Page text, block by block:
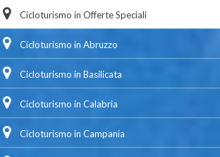
Cicloturismo in Offerte Speciali
Cicloturismo in Abruzzo
Cicloturismo in Basilicata
Cicloturismo in Calabria
Cicloturismo in Campania